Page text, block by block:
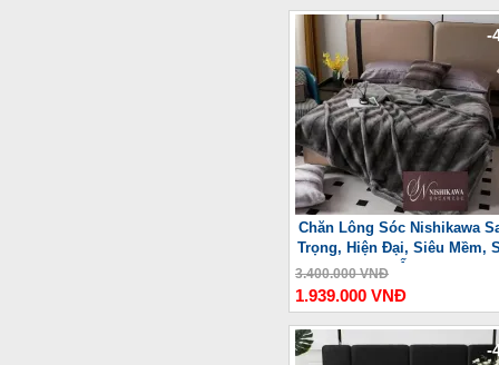
-
Chăn Lông Sóc Nishikawa
Trọng, Hiện Đại, Siêu Mềm,
Ấm
3.400.000 VNĐ
1.939.000 VNĐ
-